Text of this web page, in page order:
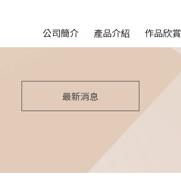
公司簡介 產品介紹 作品欣賞
最新消息